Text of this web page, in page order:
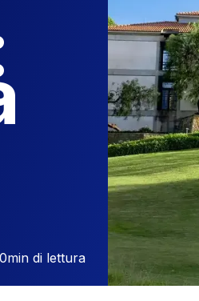
min di lettura